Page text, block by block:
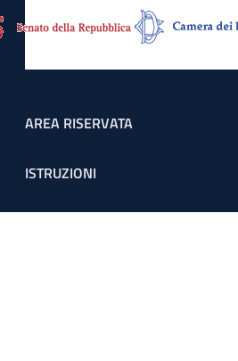
Footer menu
AREA RISERVATA
ISTRUZIONI